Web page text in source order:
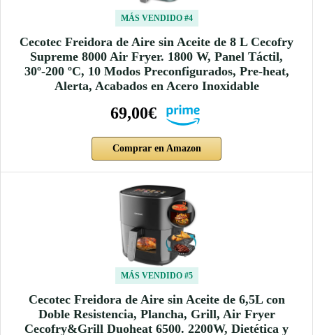
MÁS VENDIDO #4
Cecotec Freidora de Aire sin Aceite de 8 L Cecofry
Supreme 8000 Air Fryer. 1800 W, Panel Táctil,
30º-200 ºC, 10 Modos Preconfigurados, Pre-heat,
Alerta, Acabados en Acero Inoxidable
69,00€
Comprar en Amazon
MÁS VENDIDO #5
Cecotec Freidora de Aire sin Aceite de 6,5L con
Doble Resistencia, Plancha, Grill, Air Fryer
Cecofry&Grill Duoheat 6500. 2200W, Dietética y